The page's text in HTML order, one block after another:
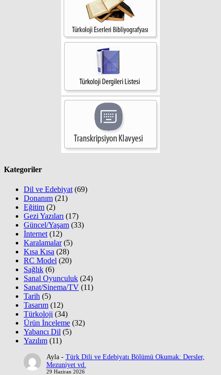
Kategoriler
Dil ve Edebiyat (69)
Donanım (21)
Eğitim (2)
Gezi Yazıları (17)
Güncel/Yaşam (33)
İnternet (12)
Karalamalar(5)
Kısa Kısa (28)
RC Model (20)
Sağlık (6)
Sanal Oyunculuk (24)
Sanat/Sinema/TV (11)
Tarih (5)
Tasarım (12)
Türkoloji (34)
Ürün İnceleme (32)
Yabancı Dil (5)
Yazılım (11)
Ayla- Türk Dili ve Edebiyatı Bölümü Okumak: Dersler,
Mezuniyet vd.
29 Haziran 2026